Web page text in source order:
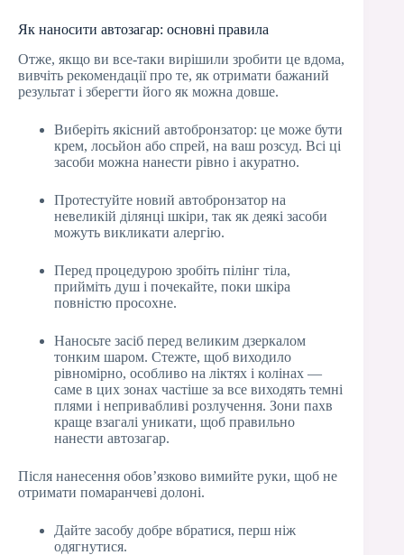
Як наносити автозагар: основні правила
Отже, якщо ви все-таки вирішили зробити це вдома,
вивчіть рекомендації про те, як отримати бажаний
результат і зберегти його як можна довше.
Виберіть якісний автобронзатор: це може бути
крем, лосьйон або спрей, на ваш розсуд. Всі ці
засоби можна нанести рівно і акуратно.
Протестуйте новий автобронзатор на
невеликій ділянці шкіри, так як деякі засоби
можуть викликати алергію.
Перед процедурою зробіть пілінг тіла,
прийміть душ і почекайте, поки шкіра
повністю просохне.
Наносьте засіб перед великим дзеркалом
тонким шаром. Стежте, щоб виходило
рівномірно, особливо на ліктях і колінах —
саме в цих зонах частіше за все виходять темні
плями і непривабливі розлучення. Зони пахв
краще взагалі уникати, щоб правильно
нанести автозагар.
Після нанесення обов’язково вимийте руки, щоб не
отримати помаранчеві долоні.
Дайте засобу добре вбратися, перш ніж
одягнутися.